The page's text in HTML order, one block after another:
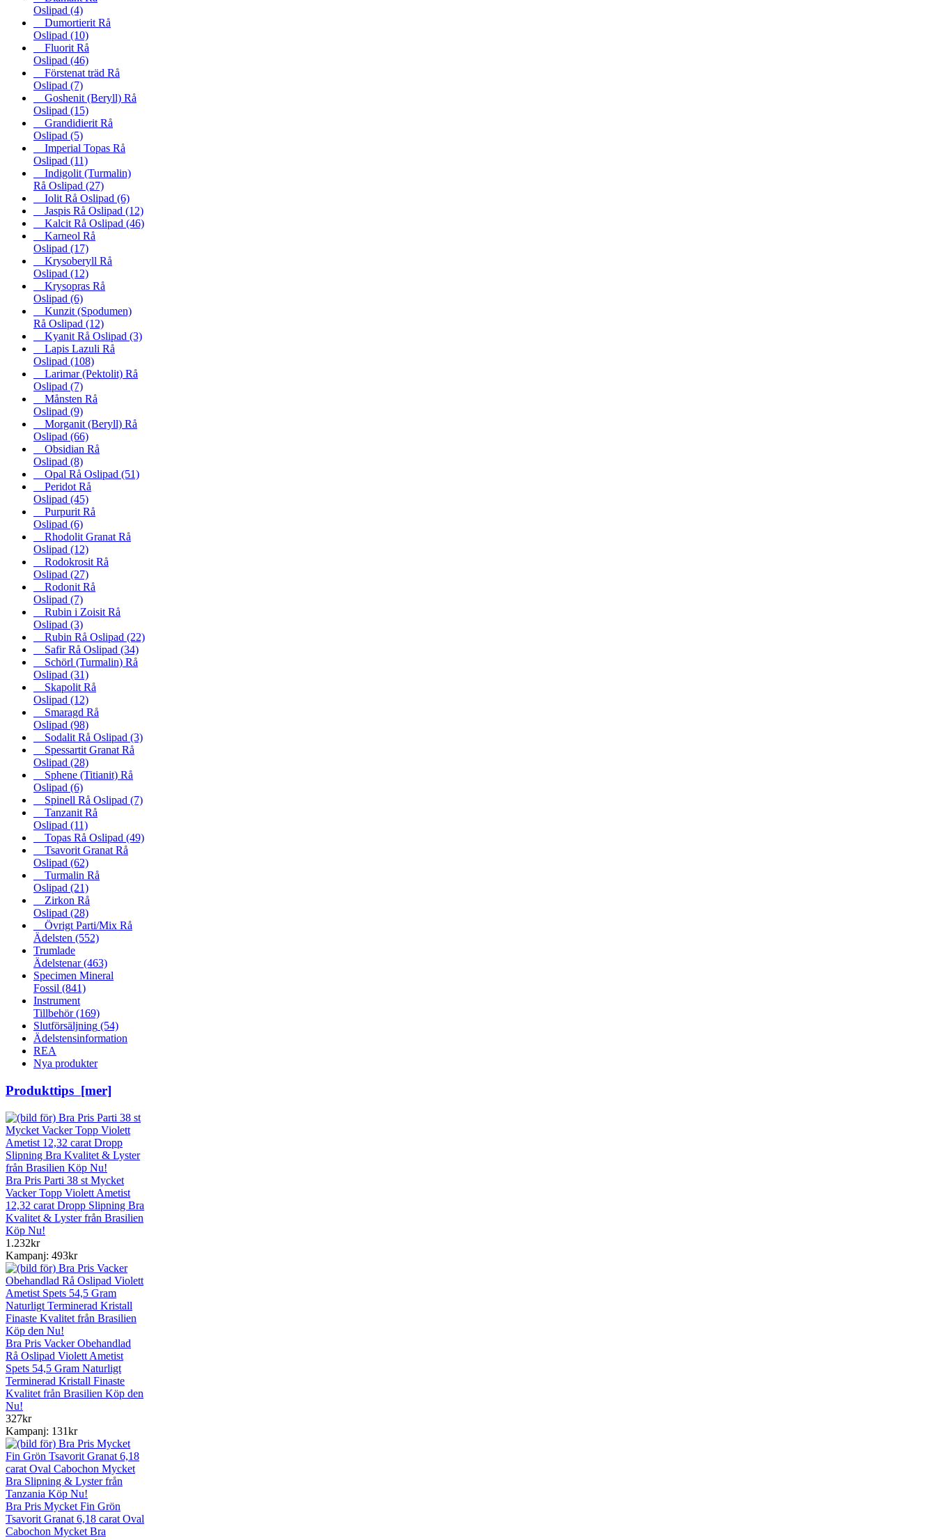
Oslipad (4)
Dumortierit Rå
Oslipad (10)
Fluorit Rå
Oslipad (46)
Förstenat träd Rå
Oslipad (7)
Goshenit (Beryll) Rå
Oslipad (15)
Grandidierit Rå
Oslipad (5)
Imperial Topas Rå
Oslipad (11)
Indigolit (Turmalin)
Rå Oslipad (27)
Iolit Rå Oslipad (6)
Jaspis Rå Oslipad (12)
Kalcit Rå Oslipad (46)
Karneol Rå
Oslipad (17)
Krysoberyll Rå
Oslipad (12)
Krysopras Rå
Oslipad (6)
Kunzit (Spodumen)
Rå Oslipad (12)
Kyanit Rå Oslipad (3)
Lapis Lazuli Rå
Oslipad (108)
Larimar (Pektolit) Rå
Oslipad (7)
Månsten Rå
Oslipad (9)
Morganit (Beryll) Rå
Oslipad (66)
Obsidian Rå
Oslipad (8)
Opal Rå Oslipad (51)
Peridot Rå
Oslipad (45)
Purpurit Rå
Oslipad (6)
Rhodolit Granat Rå
Oslipad (12)
Rodokrosit Rå
Oslipad (27)
Rodonit Rå
Oslipad (7)
Rubin i Zoisit Rå
Oslipad (3)
Rubin Rå Oslipad (22)
Safir Rå Oslipad (34)
Schörl (Turmalin) Rå
Oslipad (31)
Skapolit Rå
Oslipad (12)
Smaragd Rå
Oslipad (98)
Sodalit Rå Oslipad (3)
Spessartit Granat Rå
Oslipad (28)
Sphene (Titianit) Rå
Oslipad (6)
Spinell Rå Oslipad (7)
Tanzanit Rå
Oslipad (11)
Topas Rå Oslipad (49)
Tsavorit Granat Rå
Oslipad (62)
Turmalin Rå
Oslipad (21)
Zirkon Rå
Oslipad (28)
Övrigt Parti/Mix Rå
Ädelsten (552)
Trumlade
Ädelstenar(463)
Specimen Mineral
Fossil (841)
Instrument
Tillbehör(169)
Slutförsäljning (54)
Ädelstensinformation
REA
Nya produkter
Produkttips [mer]
Bra Pris Parti 38 st Mycket
Vacker Topp Violett Ametist
12,32 carat Dropp Slipning Bra
Kvalitet & Lyster från Brasilien
Köp Nu!
1.232kr
Kampanj: 493kr
Bra Pris Vacker Obehandlad
Rå Oslipad Violett Ametist
Spets 54,5 Gram Naturligt
Terminerad Kristall Finaste
Kvalitet från Brasilien Köp den
Nu!
327kr
Kampanj: 131kr
Bra Pris Mycket Fin Grön
Tsavorit Granat 6,18 carat Oval
Cabochon Mycket Bra